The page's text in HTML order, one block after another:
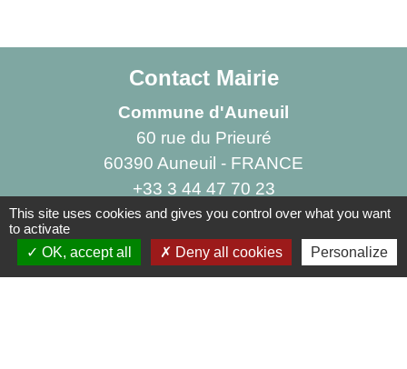
Contact Mairie
Commune d'Auneuil
60 rue du Prieuré
60390 Auneuil - FRANCE
+33 3 44 47 70 23
Contact par formulaire
This site uses cookies and gives you control over what you want
to activate
OK, accept all
Deny all cookies Personalize